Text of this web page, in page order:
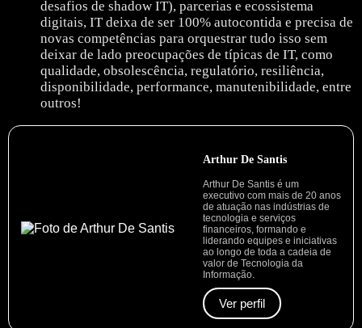
desafios de shadow IT), parcerias e ecossistema
digitais, IT deixa de ser 100% autocontida e precisa de
novas competências para orquestrar tudo isso sem
deixar de lado preocupações de típicas de IT, como
qualidade, obsolescência, regulatório, resiliência,
disponibilidade, performance, manutenibilidade, entre
outros!
Arthur De Santis
Arthur De Santis é um
executivo com mais de 20 anos
de atuação nas indústrias de
tecnologia e serviços
financeiros, formando e
liderando equipes e iniciativas
ao longo de toda a cadeia de
valor de Tecnologia da
Informação.
Ver perfil